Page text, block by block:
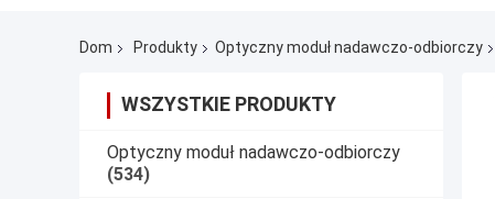
Dom Produkty Optyczny moduł nadawczo-odbiorczy
WSZYSTKIE PRODUKTY
Optyczny moduł nadawczo-odbiorczy
(534)